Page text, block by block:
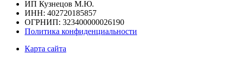
ИП Кузнецов М.Ю.
ИНН: 402720185857
ОГРНИП: 323400000026190
Политика конфиденциальности
Карта сайта